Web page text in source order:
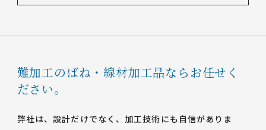
難加工のばね・線材加工品ならお任せく
ださい。
弊社は、設計だけでなく、加工技術にも自信がありま